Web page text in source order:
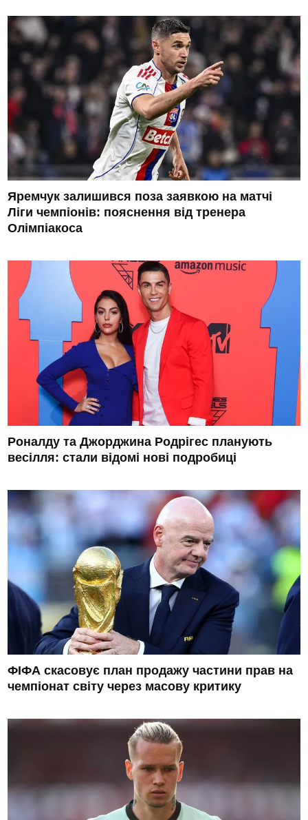
Яремчук залишився поза заявкою на матчі
Ліги чемпіонів: пояснення від тренера
Олімпіакоса
Роналду та Джорджина Родрігес планують
весілля: стали відомі нові подробиці
ФІФА скасовує план продажу частини прав на
чемпіонат світу через масову критику